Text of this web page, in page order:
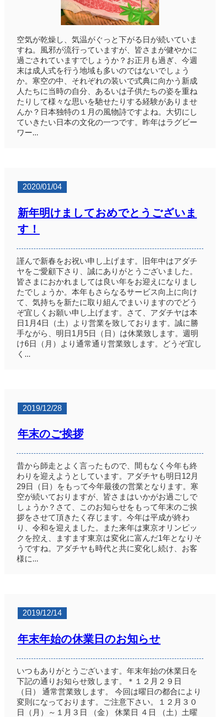
空気が乾燥し、気温がぐっと下がる日が続いていま
すね。風邪が流行っていますが、皆さまが健やかに
過ごされていますでしょうか？お正月も過ぎ、今週
末は成人式を行う地域も多いのではないでしょう
か。寒空の中、それぞれの装いで式典に向かう新成
人たちに当時の自分、あるいは子供たちの姿を重ね
たりして様々な思いを馳せたりする経験がありませ
んか？日本独特の１月の風物詩ですよね。大切にし
ていきたい日本の文化の一つです。昨年はラグビー
ワー...
2020/01/04
新年明けましておめでとうございま
す！
謹んで新春をお祝い申し上げます。旧年中はアダチ
ヤをご愛顧下さり、誠にありがとうございました。
皆さまにおかれましては良い年をお迎えになりまし
たでしょうか。本年もさらなるサービス向上に向け
て、気持ちを新たに取り組んでまいりますのでどう
ぞ宜しくお願い申し上げます。さて、アダチヤは本
日1月4日（土）より営業を致しております。誠に勝
手ながら、明日1月5日（日）は休業致します。週明
け6日（月）より通常通り営業致します。どうぞ宜し
く...
2019/12/28
年末のご挨拶
昔から師走とよく言ったもので、間もなく今年も終
わりを迎えようとしています。アダチヤも明日12月
29日（日）をもって今年最後の営業となります。寒
空が続いておりますが、皆さまはいかがお過ごしで
しょうか？さて、このお知らせをもって年末のご挨
拶をさせて頂きたく存じます。今年は平成が終わ
り、令和を迎えました。また来年は東京オリンピッ
クを控え、ますます東京は変化に富んだ1年となりそ
うですね。アダチヤも時代と共に変化し続け、お客
様に...
2019/12/14
年末年始の休業日のお知らせ
いつもありがとうございます。年末年始の休業日を
下記の通りお知らせ致します。＊１２月２９日
（日） 通常営業致します。 今回は曜日の都合により
変則になっております。ご注意下さい。１２月３０
日（月）～１月３日 （金） 休業日 ４日 （土）土曜